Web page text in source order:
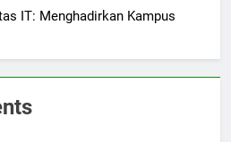
IT: Menghadirkan Kampus